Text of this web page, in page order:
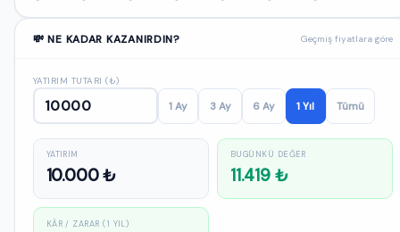
💸 NE KADAR KAZANIRDIN? Geçmiş fiyatlara göre
YATIRIM TUTARI (₺)
1 Ay 3 Ay 6 Ay 1 Yıl Tümü
YATIRIM
10.000 ₺
BUGÜNKÜ DEĞER
11.419 ₺
KÂR / ZARAR (1 YIL)